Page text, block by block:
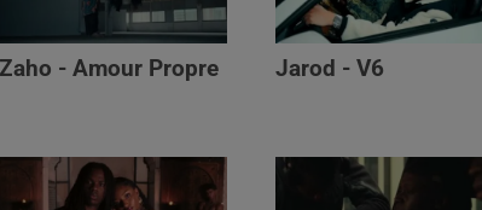
Zaho - Amour Propre Jarod - V6